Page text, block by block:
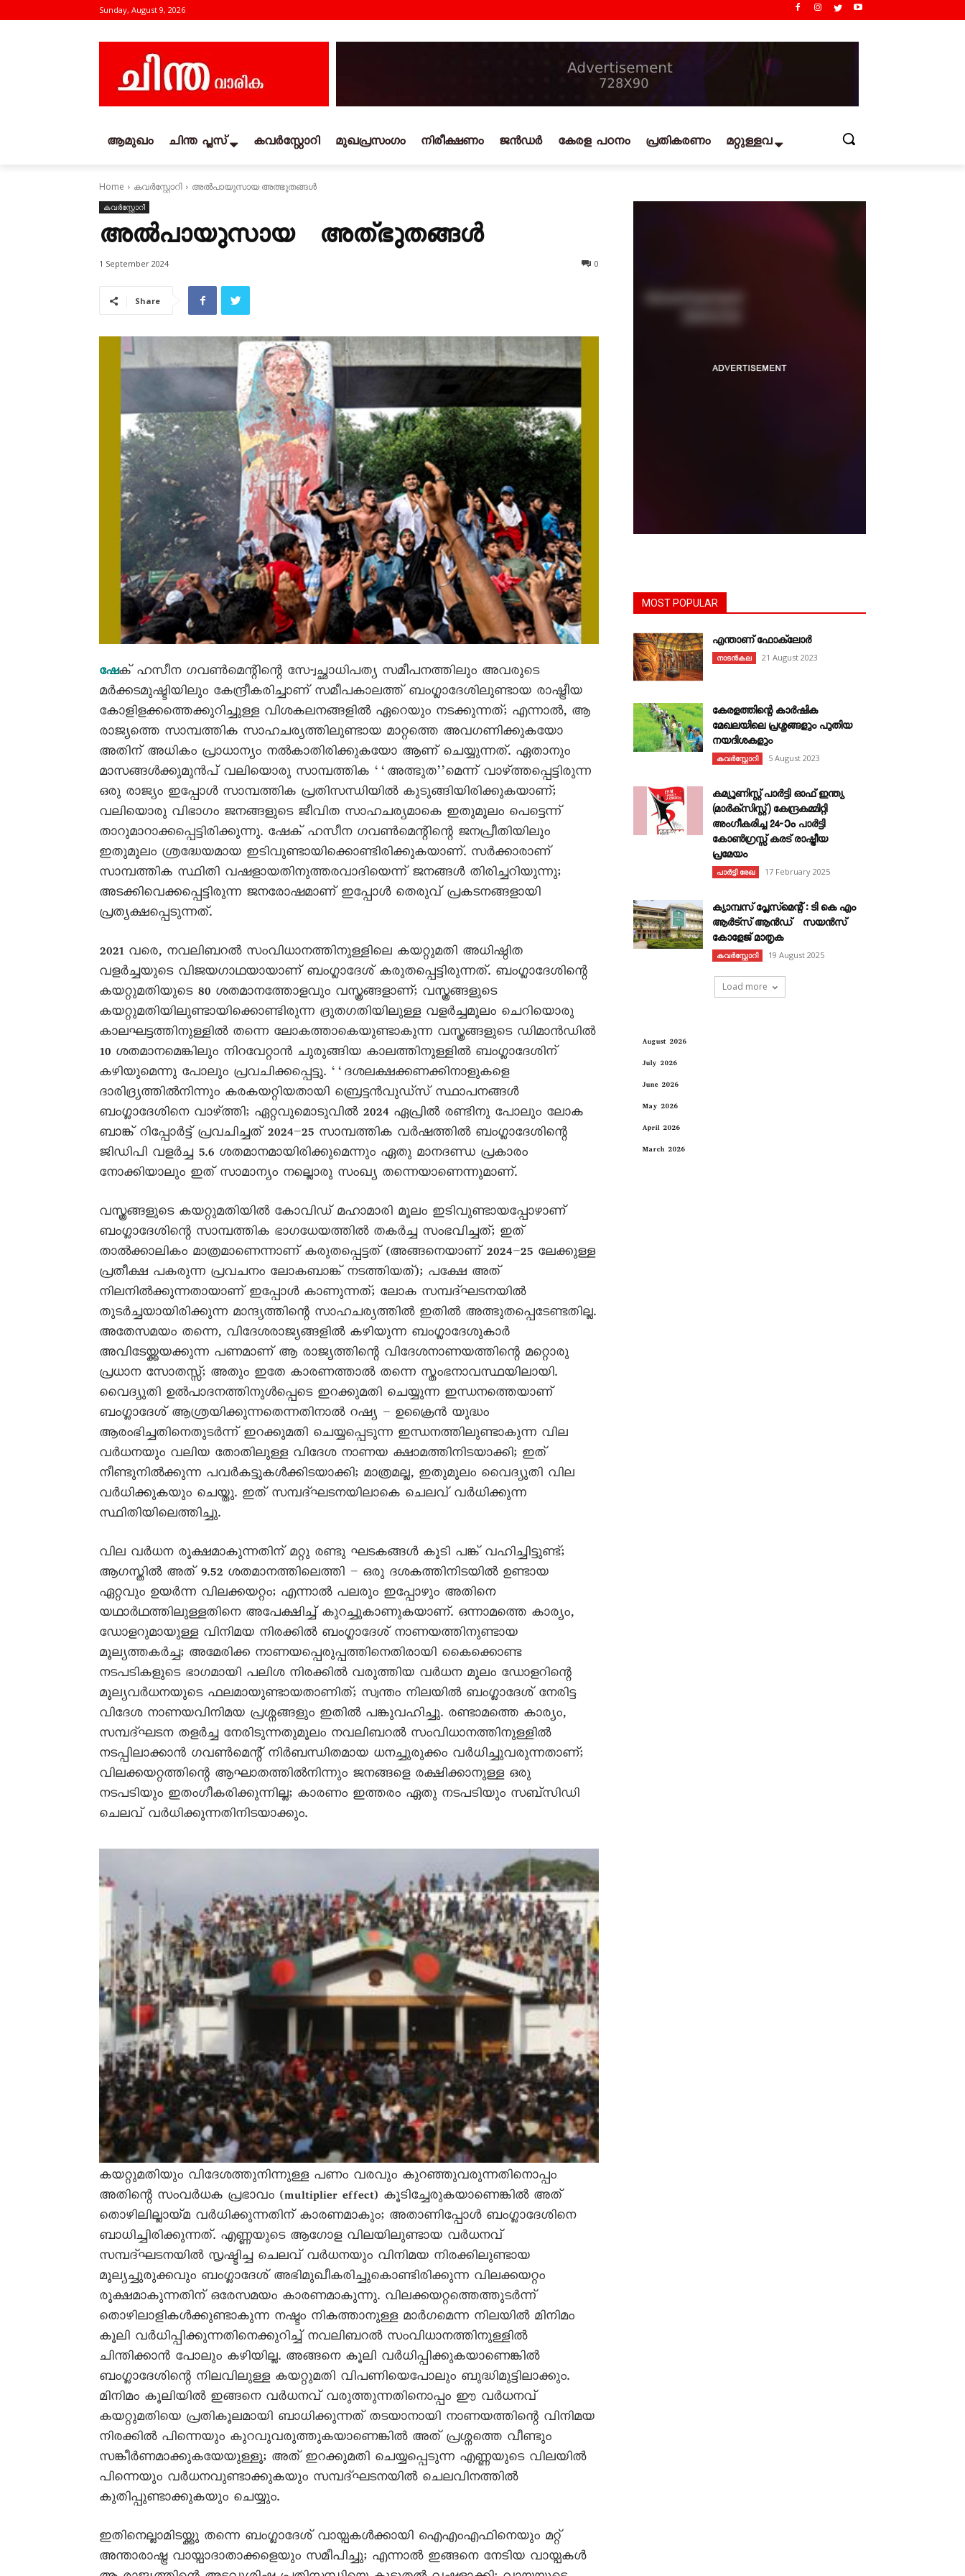
Sunday, August 9, 2026
ആമുഖം ചിന്ത പ്ലസ് കവര്‍സ്റ്റോറി മുഖപ്രസംഗം നിരീക്ഷണം ജൻഡർ കേരള പഠനം പ്രതികരണം മറ്റുള്ളവ
Home കവര്‍സ്റ്റോറി അൽപായുസായ അത്ഭുതങ്ങൾ
കവര്‍സ്റ്റോറി
അൽപായുസായ അത്ഭുതങ്ങൾ
1 September 2024 0
Share
ഷേക് ഹസീന ഗവൺമെന്റിന്റെ സേ-്വച്ഛാധിപത്യ സമീപനത്തിലും അവരുടെ
മർക്കടമുഷ്ടിയിലും കേന്ദ്രീകരിച്ചാണ് സമീപകാലത്ത് ബംഗ്ലാദേശിലുണ്ടായ രാഷ്ട്രീയ
കോളിളക്കത്തെക്കുറിച്ചുള്ള വിശകലനങ്ങളിൽ ഏറെയും നടക്കുന്നത്; എന്നാൽ, ആ
രാജ്യത്തെ സാമ്പത്തിക സാഹചര്യത്തിലുണ്ടായ മാറ്റത്തെ അവഗണിക്കുകയോ
അതിന് അധികം പ്രാധാന്യം നൽകാതിരിക്കുകയോ ആണ് ചെയ്യുന്നത്. ഏതാനും
മാസങ്ങൾക്കുമുൻപ് വലിയൊരു സാമ്പത്തിക ‘‘അത്ഭുത’’മെന്ന് വാഴ്ത്തപ്പെട്ടിരുന്ന
ഒരു രാജ്യം ഇപ്പോൾ സാമ്പത്തിക പ്രതിസന്ധിയിൽ കുടുങ്ങിയിരിക്കുകയാണ്;
വലിയൊരു വിഭാഗം ജനങ്ങളുടെ ജീവിത സാഹചര്യമാകെ ഇതുമൂലം പെട്ടെന്ന്
താറുമാറാക്കപ്പെട്ടിരിക്കുന്നു. ഷേക് ഹസീന ഗവൺമെന്റിന്റെ ജനപ്രീതിയിലും
ഇതുമൂലം ശ്രദ്ധേയമായ ഇടിവുണ്ടായിക്കൊണ്ടിരിക്കുകയാണ്. സർക്കാരാണ്
സാമ്പത്തിക സ്ഥിതി വഷളായതിനുത്തരവാദിയെന്ന് ജനങ്ങൾ തിരിച്ചറിയുന്നു;
അടക്കിവെക്കപ്പെട്ടിരുന്ന ജനരോഷമാണ് ഇപ്പോൾ തെരുവ് പ്രകടനങ്ങളായി
പ്രത്യക്ഷപ്പെടുന്നത്.
2021 വരെ, നവലിബറൽ സംവിധാനത്തിനുള്ളിലെ കയറ്റുമതി അധിഷ്ഠിത
വളർച്ചയുടെ വിജയഗാഥയായാണ് ബംഗ്ലാദേശ് കരുതപ്പെട്ടിരുന്നത്. ബംഗ്ലാദേശിന്റെ
കയറ്റുമതിയുടെ 80 ശതമാനത്തോളവും വസ്ത്രങ്ങളാണ്; വസ്ത്രങ്ങളുടെ
കയറ്റുമതിയിലുണ്ടായിക്കൊണ്ടിരുന്ന ദ്രുതഗതിയിലുള്ള വളർച്ചമൂലം ചെറിയൊരു
കാലഘട്ടത്തിനുള്ളിൽ തന്നെ ലോകത്താകെയുണ്ടാകുന്ന വസ്ത്രങ്ങളുടെ ഡിമാൻഡിൽ
10 ശതമാനമെങ്കിലും നിറവേറ്റാൻ ചുരുങ്ങിയ കാലത്തിനുള്ളിൽ ബംഗ്ലാദേശിന്
കഴിയുമെന്നു പോലും പ്രവചിക്കപ്പെട്ടു. ‘‘ദശലക്ഷക്കണക്കിനാളുകളെ
ദാരിദ്ര്യത്തിൽനിന്നും കരകയറ്റിയതായി ബ്രെട്ടൻവുഡ്സ് സ്ഥാപനങ്ങൾ
ബംഗ്ലാദേശിനെ വാഴ്ത്തി; ഏറ്റവുമൊടുവിൽ 2024 ഏപ്രിൽ രണ്ടിനു പോലും ലോക
ബാങ്ക് റിപ്പോർട്ട് പ്രവചിച്ചത് 2024–25 സാമ്പത്തിക വർഷത്തിൽ ബംഗ്ലാദേശിന്റെ
ജിഡിപി വളർച്ച 5.6 ശതമാനമായിരിക്കുമെന്നും ഏതു മാനദണ്ഡ പ്രകാരം
നോക്കിയാലും ഇത് സാമാന്യം നല്ലൊരു സംഖ്യ തന്നെയാണെന്നുമാണ്.
വസ്ത്രങ്ങളുടെ കയറ്റുമതിയിൽ കോവിഡ് മഹാമാരി മൂലം ഇടിവുണ്ടായപ്പോഴാണ്
ബംഗ്ലാദേശിന്റെ സാമ്പത്തിക ഭാഗധേയത്തിൽ തകർച്ച സംഭവിച്ചത്; ഇത്
താൽക്കാലികം മാത്രമാണെന്നാണ് കരുതപ്പെട്ടത് (അങ്ങനെയാണ് 2024–25 ലേക്കുള്ള
പ്രതീക്ഷ പകരുന്ന പ്രവചനം ലോകബാങ്ക് നടത്തിയത്); പക്ഷേ അത്
നിലനിൽക്കുന്നതായാണ് ഇപ്പോൾ കാണുന്നത്; ലോക സമ്പദ്ഘടനയിൽ
തുടർച്ചയായിരിക്കുന്ന മാന്ദ്യത്തിന്റെ സാഹചര്യത്തിൽ ഇതിൽ അത്ഭുതപ്പെടേണ്ടതില്ല.
അതേസമയം തന്നെ, വിദേശരാജ്യങ്ങളിൽ കഴിയുന്ന ബംഗ്ലാദേശുകാർ
അവിടേയ്ക്കയക്കുന്ന പണമാണ് ആ രാജ്യത്തിന്റെ വിദേശനാണയത്തിന്റെ മറ്റൊരു
പ്രധാന സോതസ്സ്; അതും ഇതേ കാരണത്താൽ തന്നെ സ്തംഭനാവസ്ഥയിലായി.
വെെദ്യുതി ഉൽപാദനത്തിനുൾപ്പെടെ ഇറക്കുമതി ചെയ്യുന്ന ഇന്ധനത്തെയാണ്
ബംഗ്ലാദേശ് ആശ്രയിക്കുന്നതെന്നതിനാൽ റഷ്യ – ഉക്രൈൻ യുദ്ധം
ആരംഭിച്ചതിനെതുടർന്ന് ഇറക്കുമതി ചെയ്യപ്പെടുന്ന ഇന്ധനത്തിലുണ്ടാകുന്ന വില
വർധനയും വലിയ തോതിലുള്ള വിദേശ നാണയ ക്ഷാമത്തിനിടയാക്കി; ഇത്
നീണ്ടുനിൽക്കുന്ന പവർകട്ടുകൾക്കിടയാക്കി; മാത്രമല്ല, ഇതുമൂലം വെെദ്യുതി വില
വർധിക്കുകയും ചെയ്തു. ഇത് സമ്പദ്ഘടനയിലാകെ ചെലവ് വർധിക്കുന്ന
സ്ഥിതിയിലെത്തിച്ചു.
വില വർധന രൂക്ഷമാകുന്നതിന് മറ്റു രണ്ടു ഘടകങ്ങൾ കൂടി പങ്ക് വഹിച്ചിട്ടുണ്ട്;
ആഗസ്തിൽ അത് 9.52 ശതമാനത്തിലെത്തി – ഒരു ദശകത്തിനിടയിൽ ഉണ്ടായ
ഏറ്റവും ഉയർന്ന വിലക്കയറ്റം; എന്നാൽ പലരും ഇപ്പോഴും അതിനെ
യഥാർഥത്തിലുള്ളതിനെ അപേക്ഷിച്ച് കുറച്ചുകാണുകയാണ്. ഒന്നാമത്തെ കാര്യം,
ഡോളറുമായുള്ള വിനിമയ നിരക്കിൽ ബംഗ്ലാദേശ് നാണയത്തിനുണ്ടായ
മൂല്യത്തകർച്ച; അമേരിക്ക നാണയപ്പെരുപ്പത്തിനെതിരായി കെെക്കൊണ്ട
നടപടികളുടെ ഭാഗമായി പലിശ നിരക്കിൽ വരുത്തിയ വർധന മൂലം ഡോളറിന്റെ
മൂല്യവർധനയുടെ ഫലമായുണ്ടായതാണിത്; സ്വന്തം നിലയിൽ ബംഗ്ലാദേശ് നേരിട്ട
വിദേശ നാണയവിനിമയ പ്രശ്നങ്ങളും ഇതിൽ പങ്കുവഹിച്ചു. രണ്ടാമത്തെ കാര്യം,
സമ്പദ്ഘടന തളർച്ച നേരിടുന്നതുമൂലം നവലിബറൽ സംവിധാനത്തിനുള്ളിൽ
നടപ്പിലാക്കാൻ ഗവൺമെന്റ് നിർബന്ധിതമായ ധനച്ചുരുക്കം വർധിച്ചുവരുന്നതാണ്;
വിലക്കയറ്റത്തിന്റെ ആഘാതത്തിൽനിന്നും ജനങ്ങളെ രക്ഷിക്കാനുള്ള ഒരു
നടപടിയും ഇതംഗീകരിക്കുന്നില്ല; കാരണം ഇത്തരം ഏതു നടപടിയും സബ്സിഡി
ചെലവ് വർധിക്കുന്നതിനിടയാക്കും.
കയറ്റുമതിയും വിദേശത്തുനിന്നുള്ള പണം വരവും കുറഞ്ഞുവരുന്നതിനൊപ്പം
അതിന്റെ സംവർധക പ്രഭാവം (multiplier effect) കൂടിച്ചേരുകയാണെങ്കിൽ അത്
തൊഴിലില്ലായ്മ വർധിക്കുന്നതിന് കാരണമാകും; അതാണിപ്പോൾ ബംഗ്ലാദേശിനെ
ബാധിച്ചിരിക്കുന്നത്. എണ്ണയുടെ ആഗോള വിലയിലുണ്ടായ വർധനവ്
സമ്പദ്ഘടനയിൽ സൃഷ്ടിച്ച ചെലവ് വർധനയും വിനിമയ നിരക്കിലുണ്ടായ
മൂല്യച്ചുരുക്കവും ബംഗ്ലാദേശ് അഭിമുഖീകരിച്ചുകൊണ്ടിരിക്കുന്ന വിലക്കയറ്റം
രൂക്ഷമാകുന്നതിന് ഒരേസമയം കാരണമാകുന്നു. വിലക്കയറ്റത്തെത്തുടർന്ന്
തൊഴിലാളികൾക്കുണ്ടാകുന്ന നഷ്ടം നികത്താനുള്ള മാർഗമെന്ന നിലയിൽ മിനിമം
കൂലി വർധിപ്പിക്കുന്നതിനെക്കുറിച്ച് നവലിബറൽ സംവിധാനത്തിനുള്ളിൽ
ചിന്തിക്കാൻ പോലും കഴിയില്ല. അങ്ങനെ കൂലി വർധിപ്പിക്കുകയാണെങ്കിൽ
ബംഗ്ലാദേശിന്റെ നിലവിലുള്ള കയറ്റുമതി വിപണിയെപോലും ബുദ്ധിമുട്ടിലാക്കും.
മിനിമം കൂലിയിൽ ഇങ്ങനെ വർധനവ് വരുത്തുന്നതിനൊപ്പം ഈ വർധനവ്
കയറ്റുമതിയെ പ്രതികൂലമായി ബാധിക്കുന്നത് തടയാനായി നാണയത്തിന്റെ വിനിമയ
നിരക്കിൽ പിന്നെയും കുറവുവരുത്തുകയാണെങ്കിൽ അത് പ്രശ്നത്തെ വീണ്ടും
സങ്കീർണമാക്കുകയേയുള്ളൂ; അത് ഇറക്കുമതി ചെയ്യപ്പെടുന്ന എണ്ണയുടെ വിലയിൽ
പിന്നെയും വർധനവുണ്ടാക്കുകയും സമ്പദ്ഘടനയിൽ ചെലവിനത്തിൽ
കുതിപ്പുണ്ടാക്കുകയും ചെയ്യും.
ഇതിനെല്ലാമിടയ്ക്കു തന്നെ ബംഗ്ലാദേശ് വായ്പകൾക്കായി ഐഎംഎഫിനെയും മറ്റ്
അന്താരാഷ്ട്ര വായ്പാദാതാക്കളെയും സമീപിച്ചു; എന്നാൽ ഇങ്ങനെ നേടിയ വായ്പകൾ
MOST POPULAR
എന്താണ്‌ ഫോക്‌ലോർ
നാടൻകല 21 August 2023
കേരളത്തിന്റെ കാർഷിക
മേഖലയിലെ പ്രശ്നങ്ങളും പുതിയ
നയദിശകളും
കവര്‍സ്റ്റോറി 5 August 2023
കമ്യൂണിസ്റ്റ് പാർട്ടി ഓഫ് ഇന്ത്യ
(മാർക്സിസ്റ്റ്) കേന്ദ്രകമ്മിറ്റി
അംഗീകരിച്ച 24‐ാം പാർട്ടി
കോൺഗ്രസ്സ് കരട് രാഷ്ട്രീയ
പ്രമേയം
പാർട്ടി രേഖ 17 February 2025
ക്യാമ്പസ് പ്ലേസ്മെന്റ് : ടി കെ എം
ആർട്സ് ആൻഡ് സയൻസ്
കോളേജ് മാതൃക
കവര്‍സ്റ്റോറി 19 August 2025
Load more
August 2026
July 2026
June 2026
May 2026
April 2026
March 2026